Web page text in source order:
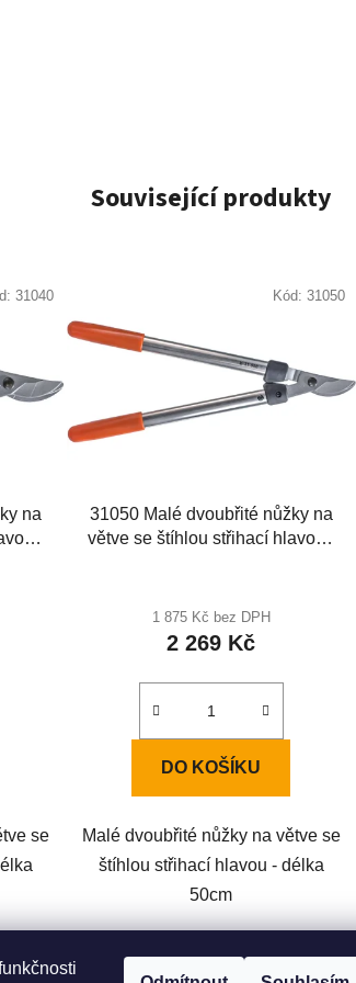
Související produkty
na
-
se
31040
31050 Malé dvoubřité nůžky na
větve se štíhlou střihací hlavou -
1 875 Kč bez DPH
2 269 Kč
DO KOŠÍKU
Malé dvoubřité nůžky na větve se
štíhlou střihací hlavou - délka
50cm
Kód: 31050